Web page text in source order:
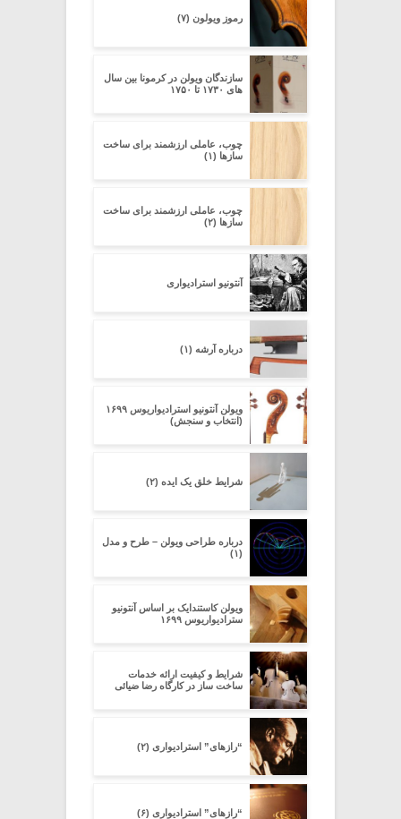
رموز ویولون (۷)
سازندگان ویولن در کرمونا بین سال
های ۱۷۳۰ تا ۱۷۵۰
چوب، عاملی ارزشمند برای ساخت
سازها (۱)
چوب، عاملی ارزشمند برای ساخت
سازها (۲)
آنتونیو استرادیواری
درباره آرشه (۱)
ویولن آنتونیو استرادیواریوس ۱۶۹۹
(انتخاب و سنجش)
شرایط خلق یک ایده (۲)
درباره طراحی ویولن – طرح و مدل
(۱)
ویولن کاستندایک بر اساس آنتونیو
سترادیواریوس ۱۶۹۹
شرایط و کیفیت ارائه خدمات
ساخت ساز در کارگاه رضا ضیائی
“رازهای” استرادیواری (۲)
“رازهای” استرادیواری (۶)